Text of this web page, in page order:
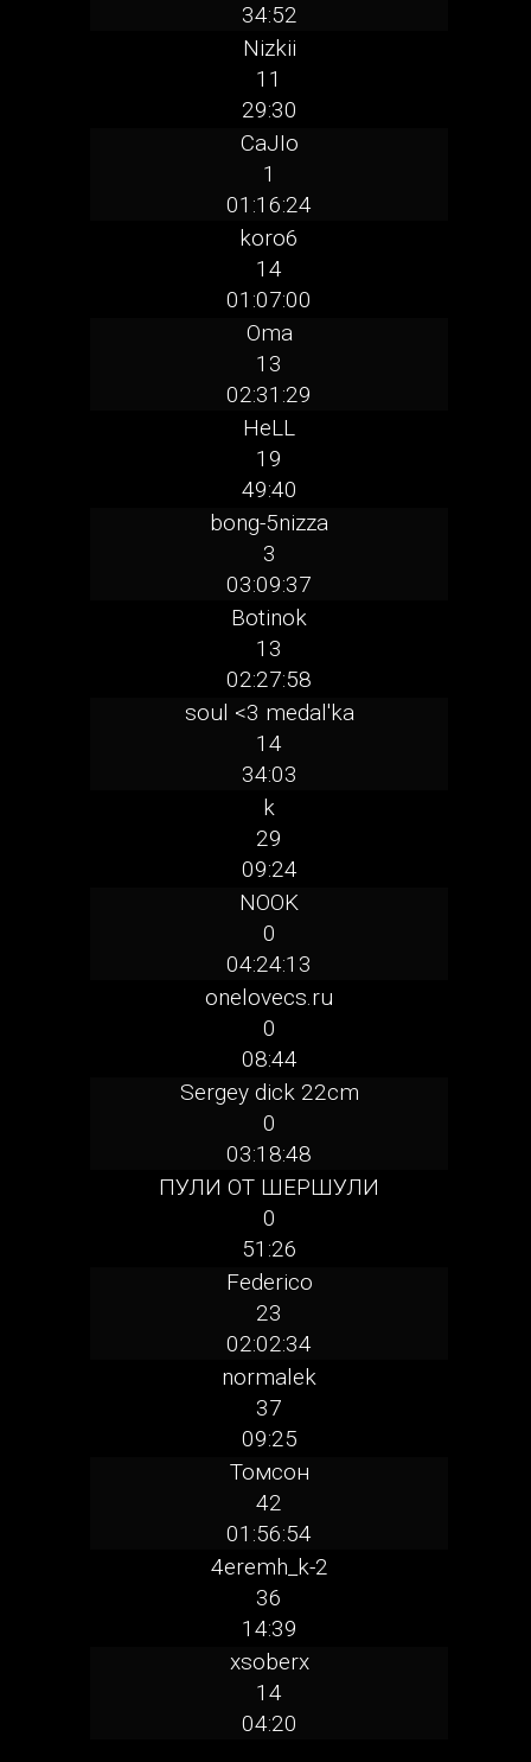
34:52
Nizkii
11
29:30
CaJIo
1
01:16:24
koro6
14
01:07:00
Oma
13
02:31:29
HeLL
19
49:40
bong-5nizza
3
03:09:37
Botinok
13
02:27:58
soul <3 medal'ka
14
34:03
k
29
09:24
NOOK
0
04:24:13
onelovecs.ru
0
08:44
Sergey dick 22cm
0
03:18:48
ПУЛИ ОТ ШЕРШУЛИ
0
51:26
Federico
23
02:02:34
normalek
37
09:25
Томсон
42
01:56:54
4eremh_k-2
36
14:39
xsoberx
14
04:20